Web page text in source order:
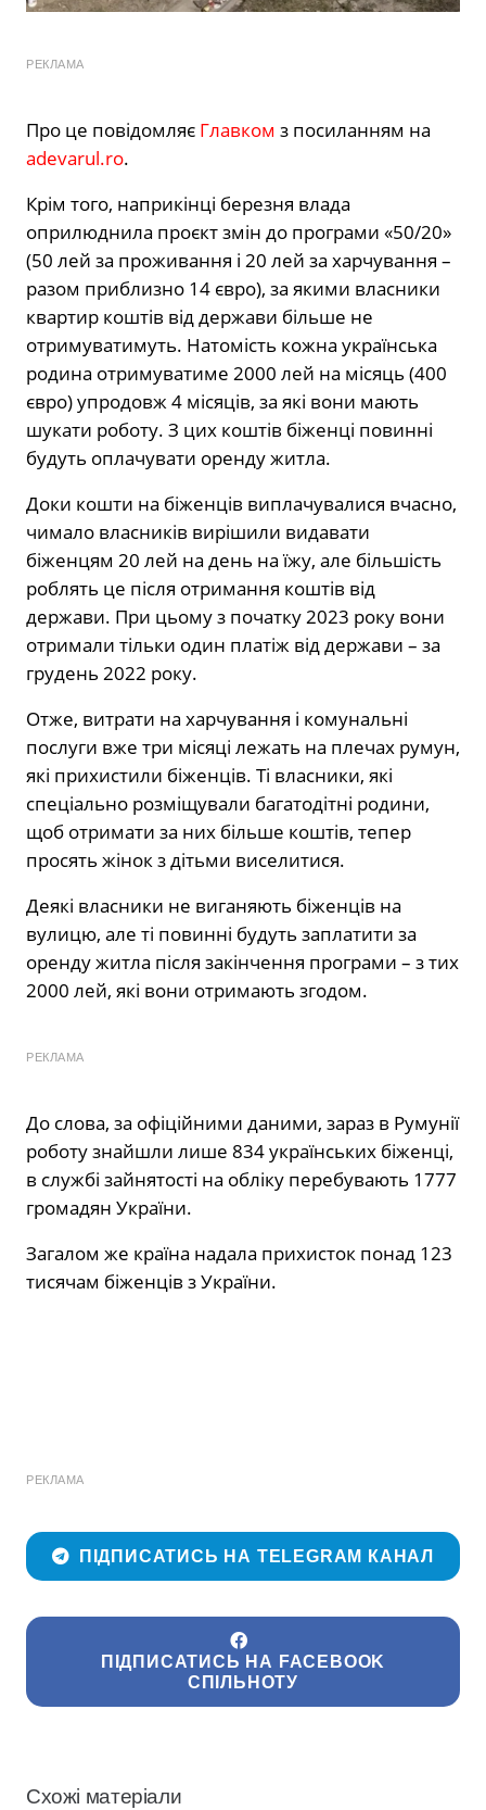
РЕКЛАМА
Про це повідомляє Главком з посиланням на
adevarul.ro.
Крім того, наприкінці березня влада
оприлюднила проєкт змін до програми «50/20»
(50 лей за проживання і 20 лей за харчування –
разом приблизно 14 євро), за якими власники
квартир коштів від держави більше не
отримуватимуть. Натомість кожна українська
родина отримуватиме 2000 лей на місяць (400
євро) упродовж 4 місяців, за які вони мають
шукати роботу. З цих коштів біженці повинні
будуть оплачувати оренду житла.
Доки кошти на біженців виплачувалися вчасно,
чимало власників вирішили видавати
біженцям 20 лей на день на їжу, але більшість
роблять це після отримання коштів від
держави. При цьому з початку 2023 року вони
отримали тільки один платіж від держави – за
грудень 2022 року.
Отже, витрати на харчування і комунальні
послуги вже три місяці лежать на плечах румун,
які прихистили біженців. Ті власники, які
спеціально розміщували багатодітні родини,
щоб отримати за них більше коштів, тепер
просять жінок з дітьми виселитися.
Деякі власники не виганяють біженців на
вулицю, але ті повинні будуть заплатити за
оренду житла після закінчення програми – з тих
2000 лей, які вони отримають згодом.
РЕКЛАМА
До слова, за офіційними даними, зараз в Румунії
роботу знайшли лише 834 українських біженці,
в службі зайнятості на обліку перебувають 1777
громадян України.
Загалом же країна надала прихисток понад 123
тисячам біженців з України.
РЕКЛАМА
ПІДПИСАТИСЬ НА TELEGRAM КАНАЛ
ПІДПИСАТИСЬ НА FACEBOOK
СПІЛЬНОТУ
Схожі матеріали